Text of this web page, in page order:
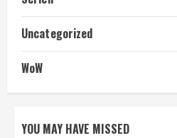
Uncategorized
WoW
YOU MAY HAVE MISSED